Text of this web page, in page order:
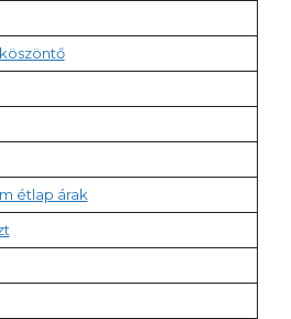
étlap árak